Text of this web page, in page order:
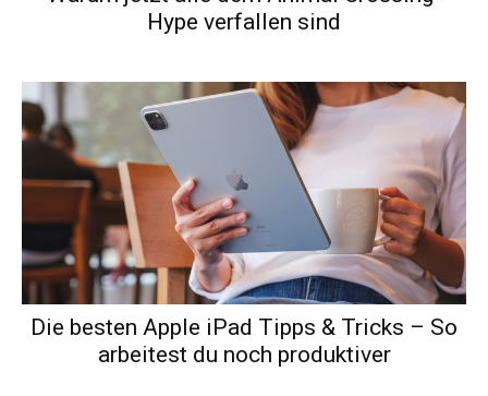
Hype verfallen sind
Die besten Apple iPad Tipps & Tricks – So
arbeitest du noch produktiver